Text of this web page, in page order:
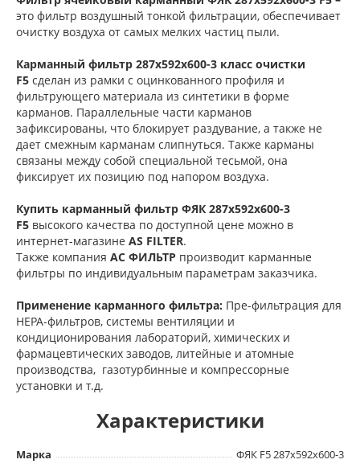
это фильтр воздушный тонкой фильтрации, обеспечивает
очистку воздуха от самых мелких частиц пыли.
Карманный фильтр 287х592х600-3 класс очистки
F5 сделан из рамки с оцинкованного профиля и
фильтрующего материала из синтетики в форме
карманов. Параллельные части карманов
зафиксированы, что блокирует раздувание, а также не
дает смежным карманам слипнуться. Также карманы
связаны между собой специальной тесьмой, она
фиксирует их позицию под напором воздуха.
Купить карманный фильтр ФЯК 287х592х600-3
F5 высокого качества по доступной цене можно в
интернет-магазине AS FILTER.
Также компания АС ФИЛЬТР производит карманные
фильтры по индивидуальным параметрам заказчика.
Применение карманного фильтра: Пре-фильтрация для
НЕРА-фильтров, системы вентиляции и
кондиционирования лабораторий, химических и
фармацевтических заводов, литейные и атомные
производства, газотурбинные и компрессорные
установки и т.д.
Характеристики
Марка ФЯК F5 287х592х600-3